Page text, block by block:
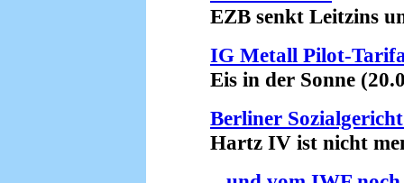
EZB senkt Leitzins
IG Metall Pilot-
Eis in der Sonne
Berliner
Hartz IV ist nicht